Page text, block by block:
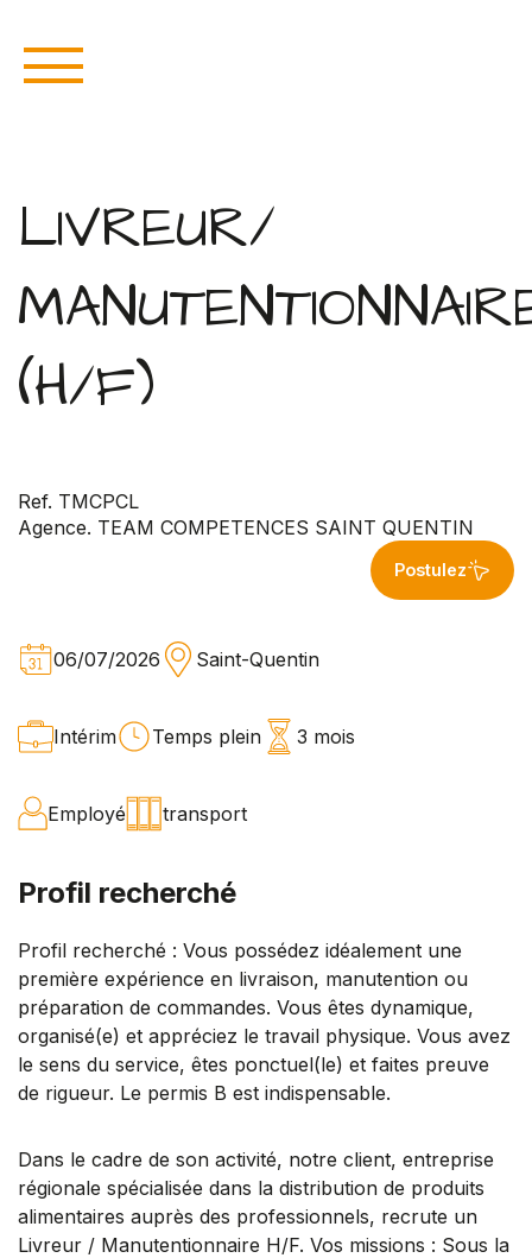
LIVREUR/
(H/F)
Ref. TMCPCL
Agence. TEAM COMPETENCES SAINT QUENTIN
Postulez
06/07/2026 Saint-Quentin
Intérim Temps plein 3 mois
Employé transport
Profil recherché
Profil recherché : Vous possédez idéalement une
première expérience en livraison, manutention ou
préparation de commandes. Vous êtes dynamique,
organisé(e) et appréciez le travail physique. Vous avez
le sens du service, êtes ponctuel(le) et faites preuve
de rigueur. Le permis B est indispensable.
Dans le cadre de son activité, notre client, entreprise
régionale spécialisée dans la distribution de produits
alimentaires auprès des professionnels, recrute un
Livreur / Manutentionnaire H/F. Vos missions : Sous la